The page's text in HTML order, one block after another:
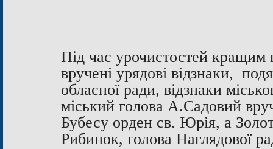
Під час урочистостей кращим
вручені урядові відзнаки,
обласної ради, відзнаки
міський голова А.Садовий
Бубесу орден св. Юрія, а
Рибинок, голова Наглядової